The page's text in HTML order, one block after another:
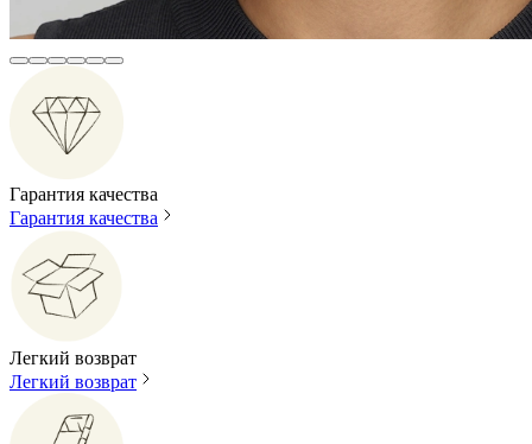
Гарантия качества
Гарантия качества
Легкий возврат
Легкий возврат